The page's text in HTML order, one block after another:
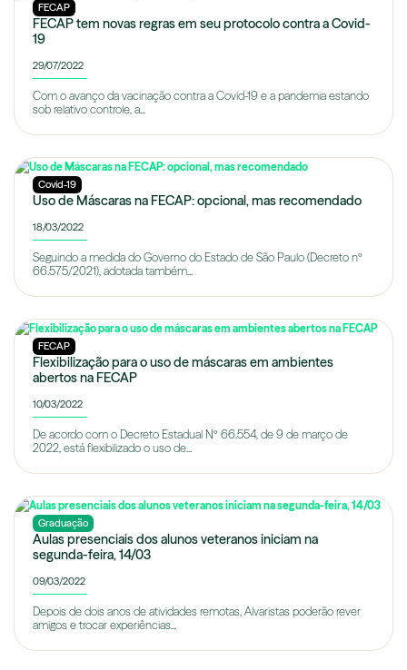
FECAP
FECAP tem novas regras em seu protocolo contra a Covid-
19
29/07/2022
Com o avanço da vacinação contra a Covid-19 e a pandemia estando
sob relativo controle, a...
Covid-19
Uso de Máscaras na FECAP: opcional, mas recomendado
18/03/2022
Seguindo a medida do Governo do Estado de São Paulo (Decreto nº
66.575/2021), adotada também...
FECAP
Flexibilização para o uso de máscaras em ambientes
abertos na FECAP
10/03/2022
De acordo com o Decreto Estadual Nº 66.554, de 9 de março de
2022, está flexibilizado o uso de...
Graduação
Aulas presenciais dos alunos veteranos iniciam na
segunda-feira, 14/03
09/03/2022
Depois de dois anos de atividades remotas, Alvaristas poderão rever
amigos e trocar experiências...